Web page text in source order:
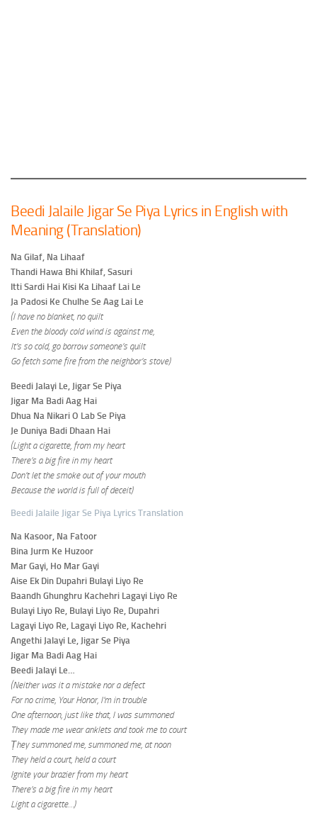
Beedi Jalaile Jigar Se Piya Lyrics in English with
Meaning (Translation)
Na Gilaf, Na Lihaaf
Thandi Hawa Bhi Khilaf, Sasuri
Itti Sardi Hai Kisi Ka Lihaaf Lai Le
Ja Padosi Ke Chulhe Se Aag Lai Le
(I have no blanket, no quilt
Even the bloody cold wind is against me,
It’s so cold, go borrow someone’s quilt
Go fetch some fire from the neighbor’s stove)
Beedi Jalayi Le, Jigar Se Piya
Jigar Ma Badi Aag Hai
Dhua Na Nikari O Lab Se Piya
Je Duniya Badi Dhaan Hai
(Light a cigarette, from my heart
There’s a big fire in my heart
Don’t let the smoke out of your mouth
Because the world is full of deceit)
Beedi Jalaile Jigar Se Piya Lyrics Translation
Na Kasoor, Na Fatoor
Bina Jurm Ke Huzoor
Mar Gayi, Ho Mar Gayi
Aise Ek Din Dupahri Bulayi Liyo Re
Baandh Ghunghru Kachehri Lagayi Liyo Re
Bulayi Liyo Re, Bulayi Liyo Re, Dupahri
Lagayi Liyo Re, Lagayi Liyo Re, Kachehri
Angethi Jalayi Le, Jigar Se Piya
Jigar Ma Badi Aag Hai
Beedi Jalayi Le…
(Neither was it a mistake nor a defect
For no crime, Your Honor, I’m in trouble
One afternoon, just like that, I was summoned
They made me wear anklets and took me to court
Țhey summoned me, summoned me, at noon
They held a court, held a court
Ignite your brazier from my heart
There’s a big fire in my heart
Light a cigarette…)